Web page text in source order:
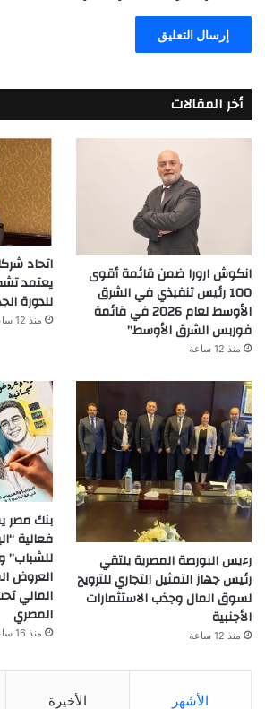
أخر المقالات
انكوش ارورا ضمن قائمة أقوى
100 رئيس تنفيذي في الشرق
الأوسط لعام 2026 في قائمة
فوربس الشرق الأوسط”
منذ 12 ساعة
اتحاد
يعتمد
للدورة
منذ 12 ساعة
رءيس البورصة المصرية يلتقي
رئيس جهاز التمثيل التجاري للترويج
لسوق المال وجذب الاستثمارات
الأجنبية
منذ 12 ساعة
بنك مصر
فعالية
للشباب”
العروض
المالي
المصري
منذ 16 ساعة
الأشهر الأخيرة